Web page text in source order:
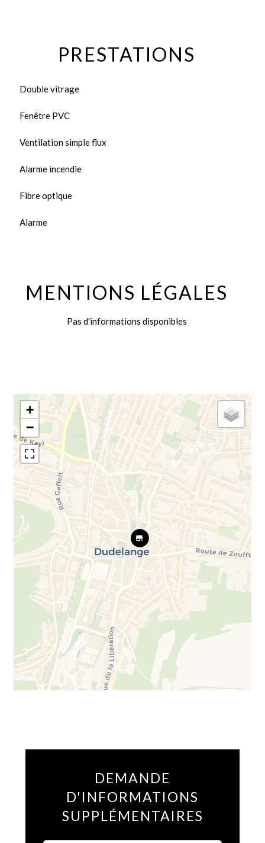
PRESTATIONS
Double vitrage
Fenêtre PVC
Ventilation simple flux
Alarme incendie
Fibre optique
Alarme
MENTIONS LÉGALES
Pas d'informations disponibles
+
−
DEMANDE
D'INFORMATIONS
SUPPLÉMENTAIRES